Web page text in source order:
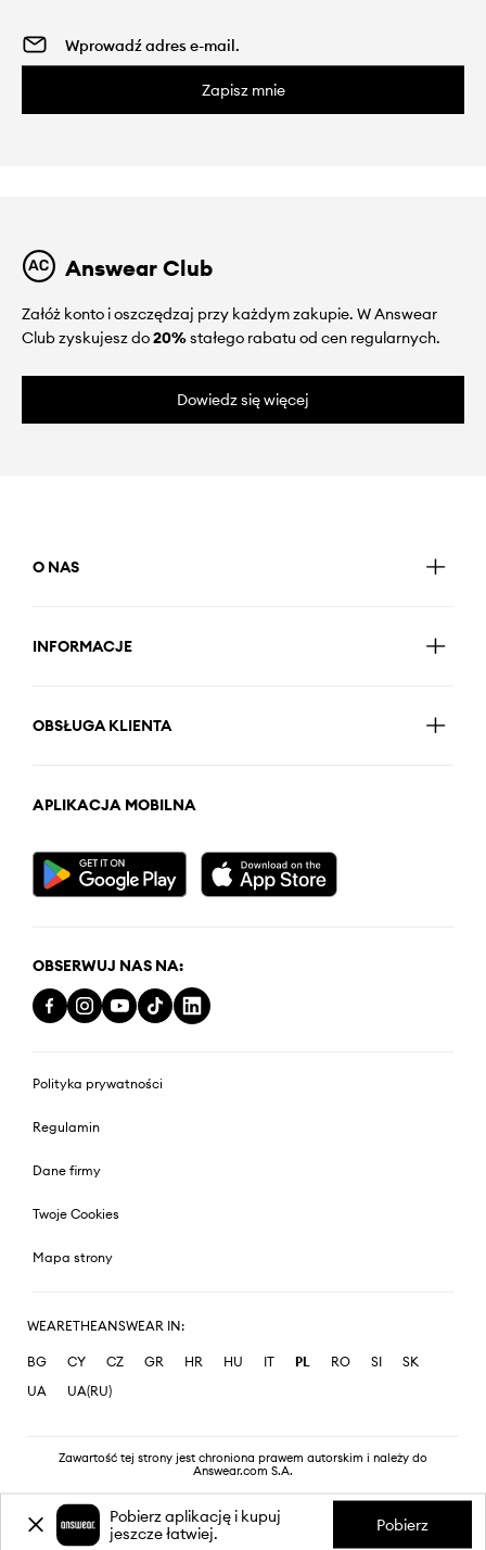
Zapisz mnie
Answear Club
Załóż konto i oszczędzaj przy każdym zakupie. W Answear
Club zyskujesz do20%stałego rabatu od cen regularnych.
Dowiedz się więcej
O NAS
INFORMACJE
OBSŁUGA KLIENTA
APLIKACJA MOBILNA
OBSERWUJ NAS NA:
Polityka prywatności
Regulamin
Dane firmy
Twoje Cookies
Mapa strony
WEARETHEANSWEAR IN:
BG CY CZ GR HR HU IT PL RO SI
SK
UA
UA(RU)
Zawartość tej strony jest chroniona prawem autorskim i należy do
Answear.com S.A.
Pobierz aplikację i kupuj
jeszcze łatwiej.
Pobierz